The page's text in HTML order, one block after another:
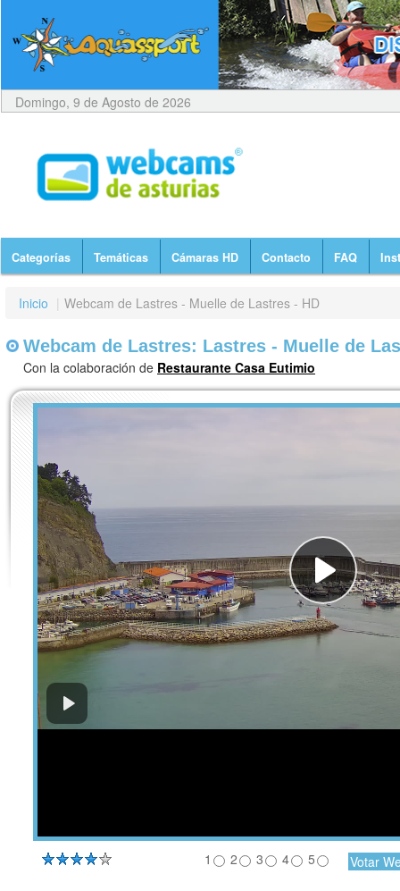
Domingo, 9 de Agosto de 2026
Categorías Temáticas Cámaras HD Contacto FAQ
Inicio | Webcam de Lastres - Muelle de Lastres - HD
Webcam de Lastres: Lastres - Muelle de
Con la colaboración de Restaurante Casa Eutimio
1 2 3 4 5